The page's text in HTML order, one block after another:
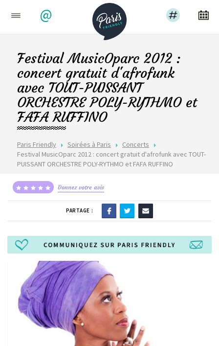
@
Paris Friendly Soirées à Paris
Concerts
Festival MusicOparc 2012 : concert gratuit d'afrofunk avec TOUT-
PUISSANT ORCHESTRE POLY-RYTHMO et FAFA RUFFINO
Festival MusicOparc 2012 :
concert gratuit d'afrofunk
avec TOUT-PUISSANT
ORCHESTRE POLY-RYTHMO et
FAFA RUFFINO
Donnez votre avis
PARTAGE :